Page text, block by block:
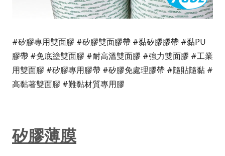
#矽膠專用雙面膠 #矽膠雙面膠帶 #黏矽膠膠帶 #黏PU
膠帶 #免底塗雙面膠 #耐高溫雙面膠 #強力雙面膠 #工業
用雙面膠 #矽膠專用膠帶 #矽膠免處理膠帶 #隨貼隨黏 #
高黏著雙面膠 #難黏材質專用膠
矽膠薄膜